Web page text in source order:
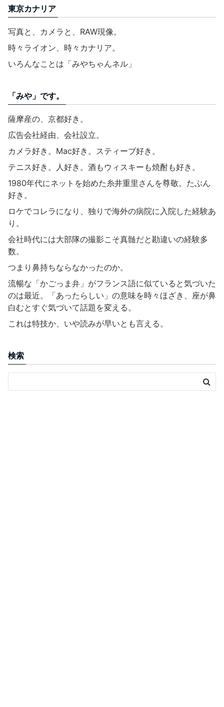
東京カナリア
写真と、カメラと、RAW現像。
時々ライオン、時々カナリア。
いろんなことは「みやちゃんネル」
「みや」です。
薩摩産の、京都好き。
広告会社経由、会社設立。
カメラ好き。Mac好き。スティーブ好き。
テニス好き。人好き。酒もウィスキーも焼酎も好き。
1980年代にネットを始めた糸井重里さんを尊敬。たぶん
好き。
ロケでコレラになり、独りで海外の病院に入院した経験あ
り。
会社時代には大部隊の撮影こそ真髄だと勘違いの経験多
数。
つまり鼻持ちならなかったのか。
流暢な「かごっま弁」がフランス語に似ていると気づいた
のは最近。「あったらしい」の意味を時々ほざき、座が鼻
白むとすぐ気づいて話題を変える。
これは特技か、いや読みが早いとも言える。
検索